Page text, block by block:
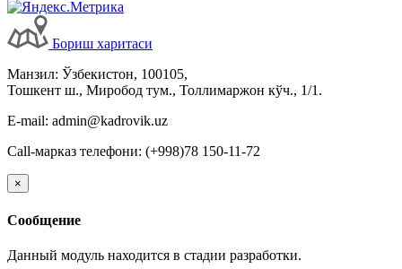
Бориш харитаси
Манзил: Ўзбекистон, 100105,
Тошкент ш., Миробод тум., Толлимаржон кўч., 1/1.
E-mail: admin@kadrovik.uz
Call-марказ телефони: (+998)78 150-11-72
×
Сообщение
Данный модуль находится в стадии разработки.